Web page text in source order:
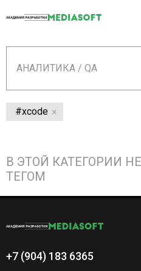
АНАЛИТИКА / QA
#xcode
В ЭТОЙ КАТЕГОРИИ
ТЕГОМ
+7 (904) 183 6365